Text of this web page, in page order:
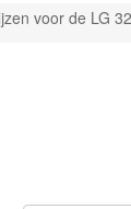
voor de LG